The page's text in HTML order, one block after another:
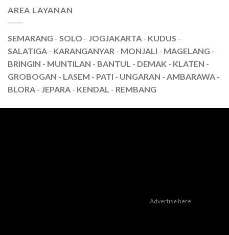
AREA LAYANAN
SEMARANG - SOLO - JOGJAKARTA - KUDUS -
SALATIGA - KARANGANYAR - MONJALI - MAGELANG -
BRINGIN - MUNTILAN - BANTUL - DEMAK - KLATEN -
GROBOGAN - LASEM - PATI - UNGARAN - AMBARAWA -
BLORA - JEPARA - KENDAL - REMBANG
Advertise here